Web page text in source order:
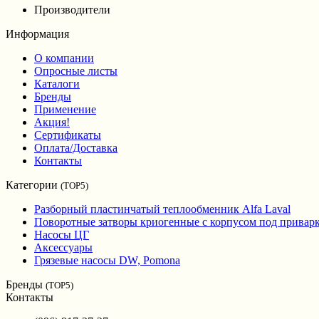
Производители
Информация
О компании
Опросные листы
Каталоги
Бренды
Применение
Акция!
Сертификаты
Оплата/Доставка
Контакты
Категории (TOP5)
Разборный пластинчатый теплообменник Alfa Laval
Поворотные затворы криогенные с корпусом под
Насосы ЦГ
Аксессуары
Грязевые насосы DW, Pomona
Бренды (TOP5)
Контакты